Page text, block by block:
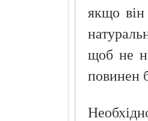
якщо він
щоб не
повинен